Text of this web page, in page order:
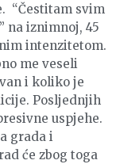
“Čestitam svim
na iznimnoj, 45
intenzitetom.
me veseli
i koliko je
Posljednjih
uspjehe.
grada i
će zbog toga